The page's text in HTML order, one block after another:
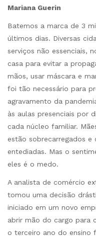
Mariana Guerin
Batemos a marca de 3
últimos dias. Diversas
serviços não essenciais,
casa para evitar a
mãos, usar máscara e
foi tão necessário para
agravamento da
às aulas presenciais por
cada núcleo familiar.
estão sobrecarregados e
entediadas. Mas o
eles é o medo.
A analista de comércio
tomou uma decisão
iniciado em um novo
abrir mão do cargo para
o terceiro ano do ensino